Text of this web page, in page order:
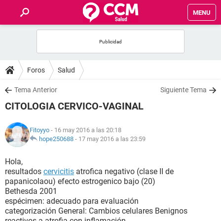
MENU
FOROS
SALUD
NUTRICIÓN
BIENESTAR
SEXUALIDAD
GLOSARIO
Foros Salud
Tema Anterior Siguiente Tema
CITOLOGIA CERVICO-VAGINAL
Fitoyyo - 16 may 2016 a las 20:18
hope250688 - 17 may 2016 a las 23:59
Hola,
resultados cervicitis atrofica negativo (clase II de
papanicolaou) efecto estrogenico bajo (20)
Bethesda 2001
espécimen: adecuado para evaluación
categorización General: Cambios celulares Benignos